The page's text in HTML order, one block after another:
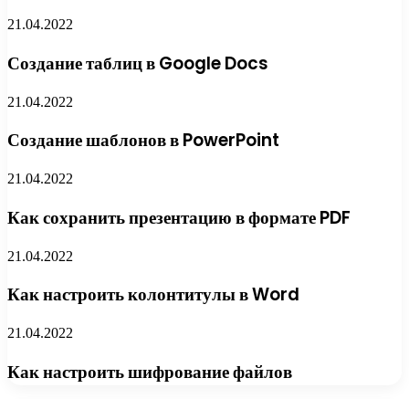
21.04.2022
Создание таблиц в Google Docs
21.04.2022
Создание шаблонов в PowerPoint
21.04.2022
Как сохранить презентацию в формате PDF
21.04.2022
Как настроить колонтитулы в Word
21.04.2022
Как настроить шифрование файлов